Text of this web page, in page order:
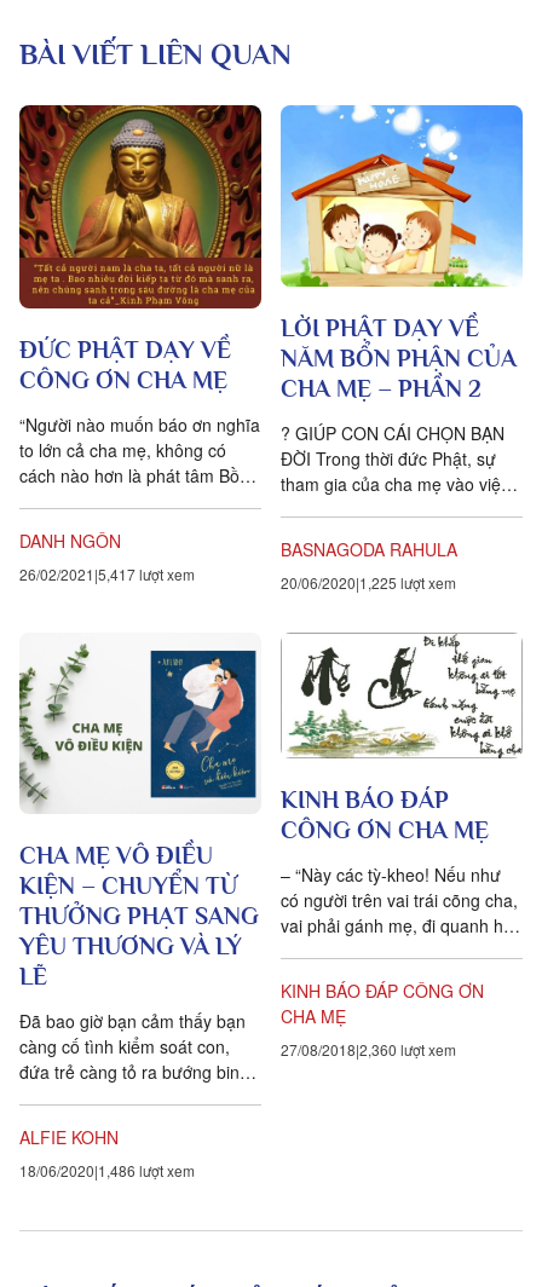
BÀI VIẾT LIÊN QUAN
ĐỨC PHẬT DẠY VỀ
CÔNG ƠN CHA MẸ
“Người nào muốn báo ơn nghĩa
to lớn cả cha mẹ, không có
cách nào hơn là phát tâm Bồ
mình và chúng sanh đồng phát
tâm Bồ đề, đó là cách báo ân
DANH NGÔN
26/02/2021 5,417 lượt xem
LỜI PHẬT DẠY VỀ
NĂM BỔN PHẬN CỦA
CHA MẸ – PHẦN 2
? GIÚP CON CÁI CHỌN BẠN
ĐỜI Trong thời đức Phật, sự
tham gia của cha mẹ vào việc
BASNAGODA RAHULA
20/06/2020 1,225 lượt xem
CHA MẸ VÔ ĐIỀU
KIỆN – CHUYỂN TỪ
THƯỞNG PHẠT SANG
YÊU THƯƠNG VÀ LÝ
LẼ
Đã bao giờ bạn cảm thấy bạn
càng cố tình kiểm soát con,
đứa trẻ càng tỏ ra bướng binh,
ALFIE KOHN
18/06/2020 1,486 lượt xem
KINH BÁO ĐÁP
CÔNG ƠN CHA MẸ
– “Này các tỳ-kheo! Nếu như
có người trên vai trái cõng cha,
vai phải gánh mẹ, đi quanh hòn
dài, đến nỗi da thịt nát tan,
máu huyết khô cạn, thì cũng
không thể báo đáp được thâm
ân cao cả của cha mẹ. “Nếu
cha mẹ chẳng qua cũng chỉ
thôi. Dầu da thịt toàn thân đều
KINH BÁO ĐÁP CÔNG ƠN
CHA MẸ
27/08/2018 2,360 lượt xem